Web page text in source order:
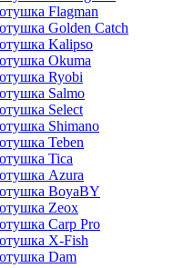
Flagman
Golden Catch
Kalipso
Okuma
Ryobi
Salmo
Select
Shimano
Teben
Tica
Azura
BoyaBY
Zeox
Carp Pro
X-Fish
Dam